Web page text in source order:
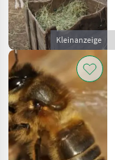
Kleinanzeige